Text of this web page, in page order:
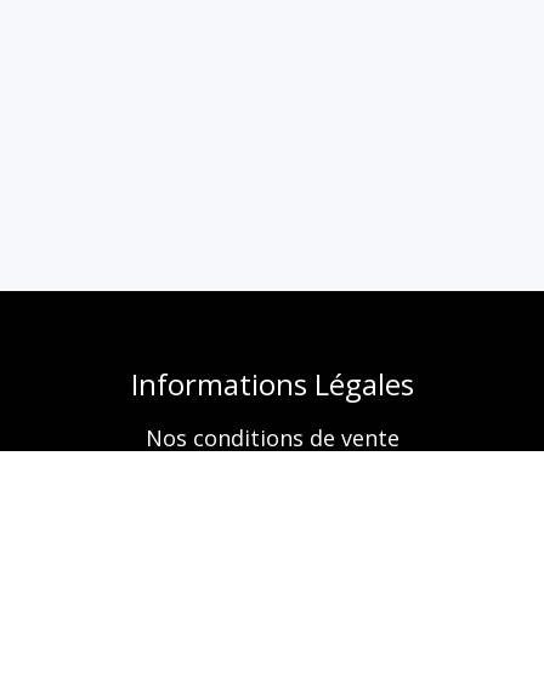
Informations Légales
Nos conditions de vente